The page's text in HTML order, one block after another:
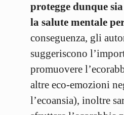
protegge dunque
la salute mentale
conseguenza, gli
suggeriscono
promuovere
altre eco-emozioni
l’ecoansia), inoltre